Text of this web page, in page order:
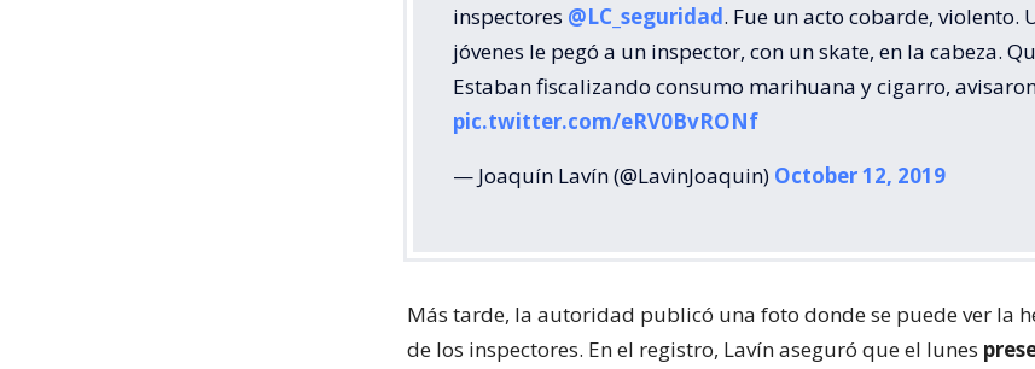
inspectores @LC_seguridad. Fue un acto cobarde, violento.
jóvenes le pegó a un inspector, con un skate, en la cabeza.
Estaban fiscalizando consumo marihuana y cigarro,
pic.twitter.com/eRV0BvRONf
— Joaquín Lavín (@LavinJoaquin) October 12, 2019
Más tarde, la autoridad publicó una foto donde se puede ver la
de los inspectores. En el registro, Lavín aseguró que el lunes